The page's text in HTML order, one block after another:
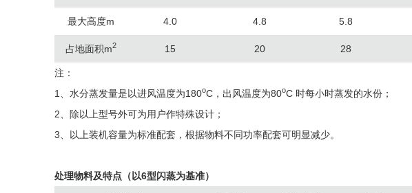
最大高度m 4.0 4.8 5.8
占地面积m2 15 20 28
注：
1、水分蒸发量是以进风温度为180oC，出风温度为80oC 时每小时蒸发的水份；
2、除以上型号外可为用户作特殊设计；
3、以上装机容量为标准配套，根据物料不同功率配套可明显减少。
处理物料及特点（以6型闪蒸为基准）